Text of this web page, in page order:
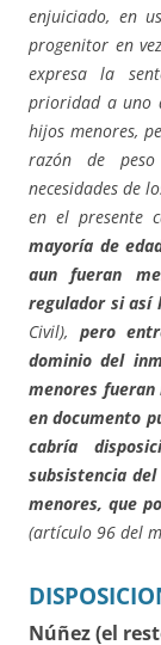
enjuiciado, en
progenitor en
expresa la
prioridad a uno
hijos menores,
razón de
necesidades de
en el presente
mayoría de
aun fueran
regulador si así
Civil), pero
dominio del
menores fueran
en documento
cabría
subsistencia
menores, que
(artículo 96 del
Núñez (el